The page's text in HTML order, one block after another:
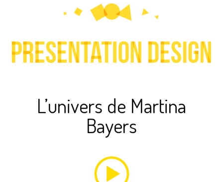
L’univers de Martina
Bayers